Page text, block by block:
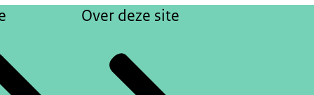
Over deze site